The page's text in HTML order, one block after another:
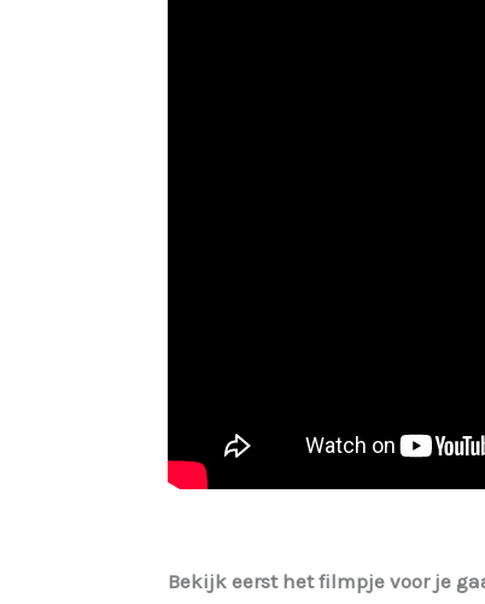
Bekijk eerst het filmpje voor je